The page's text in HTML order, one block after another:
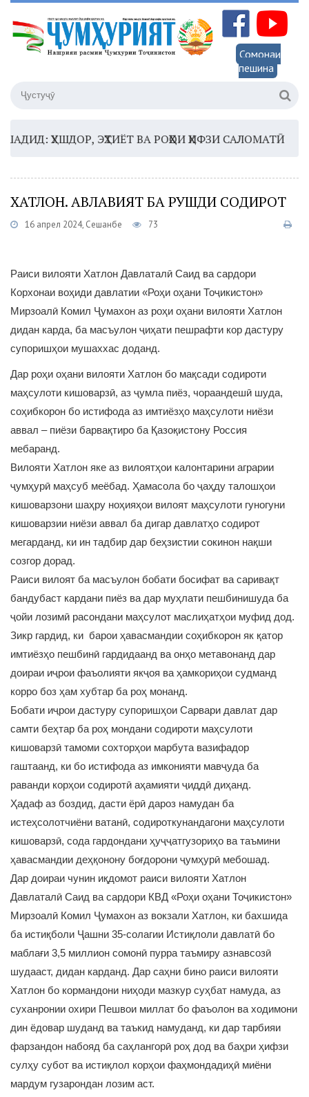
Сомонаи
пешина
ҲУШДОР, ЭҲТИЁТ ВА РОҲҲОИ ҲИФЗИ САЛОМАТӢ
ХАТЛОН. АВЛАВИЯТ БА РУШДИ СОДИРОТ
16 апрел 2024, Сешанбе 73
Раиси вилояти Хатлон Давлаталӣ Саид ва сардори
Корхонаи воҳиди давлатии «Роҳи оҳани Тоҷикистон»
Мирзоалӣ Комил Ҷумахон аз роҳи оҳани вилояти Хатлон
дидан карда, ба масъулон ҷиҳати пешрафти кор дастуру
супоришҳои мушаххас доданд.
Дар роҳи оҳани вилояти Хатлон бо мақсади содироти
маҳсулоти кишоварзӣ, аз ҷумла пиёз, чораандешӣ шуда,
соҳибкорон бо истифода аз имтиёзҳо маҳсулоти ниёзи
аввал – пиёзи барвақтиро ба Қазоқистону Россия
мебаранд.
Вилояти Хатлон яке аз вилоятҳои калонтарини аграрии
ҷумҳурӣ маҳсуб меёбад. Ҳамасола бо ҷаҳду талошҳои
кишоварзони шаҳру ноҳияҳои вилоят маҳсулоти гуногуни
кишоварзии ниёзи аввал ба дигар давлатҳо содирот
мегарданд, ки ин тадбир дар беҳзистии сокинон нақши
созгор дорад.
Раиси вилоят ба масъулон бобати босифат ва саривақт
бандубаст кардани пиёз ва дар муҳлати пешбинишуда ба
ҷойи лозимӣ расондани маҳсулот маслиҳатҳои муфид дод.
Зикр гардид, ки барои ҳавасмандии соҳибкорон як қатор
имтиёзҳо пешбинӣ гардидаанд ва онҳо метавонанд дар
доираи иҷрои фаъолияти якҷоя ва ҳамкориҳои судманд
корро боз ҳам хубтар ба роҳ монанд.
Бобати иҷрои дастуру супоришҳои Сарвари давлат дар
самти беҳтар ба роҳ мондани содироти маҳсулоти
кишоварзӣ тамоми сохторҳои марбута вазифадор
гаштаанд, ки бо истифода аз имконияти мавҷуда ба
раванди корҳои содиротӣ аҳамияти ҷиддӣ диҳанд.
Ҳадаф аз боздид, дасти ёрӣ дароз намудан ба
истеҳсолотчиёни ватанӣ, содироткунандагони маҳсулоти
кишоварзӣ, сода гардондани ҳуҷҷатгузориҳо ва таъмини
ҳавасмандии деҳқонону боғдорони ҷумҳурӣ мебошад.
Дар доираи чунин иқдомот раиси вилояти Хатлон
Давлаталӣ Саид ва сардори КВД «Роҳи оҳани Тоҷикистон»
Мирзоалӣ Комил Ҷумахон аз вокзали Хатлон, ки бахшида
ба истиқболи Ҷашни 35-солагии Истиқлоли давлатӣ бо
маблағи 3,5 миллион сомонӣ пурра таъмиру азнавсозӣ
шудааст, дидан карданд. Дар саҳни бино раиси вилояти
Хатлон бо кормандони ниҳоди мазкур суҳбат намуда, аз
суханронии охири Пешвои миллат бо фаъолон ва ходимони
дин ёдовар шуданд ва таъкид намуданд, ки дар тарбияи
фарзандон набояд ба саҳлангорӣ роҳ дод ва баҳри ҳифзи
сулҳу субот ва истиқлол корҳои фаҳмондадиҳӣ миёни
мардум гузарондан лозим аст.